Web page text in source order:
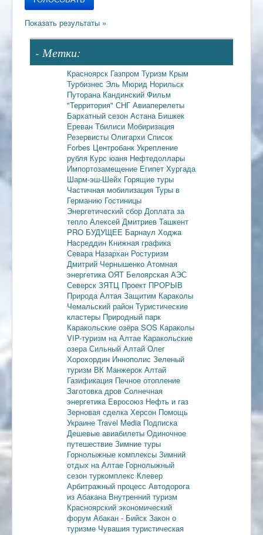
- Метки:
Красноярск Газпром Туризм Крым
Турбизнес Эль Мюрид Норильск
Путорана Кандинский Фильм
"Территория" СНГ Авиаперелеты
Бархатный сезон Астана Бишкек
Ереван Тбилиси Мобиризация
Резервисты Олигархи Список
Forbes Центробанк Укрепление
рубля Курс юаня Нефтедоллары
Импортозамещение Египет Хургада
Шарм-эш-Шейх Горящие туры
Частичная мобилизация Туры в
Германию Гостиницы
Энергетический сбор Доплата за
тепло Алексей Дмитриев Ташкент
PRO БУДУЩЕЕ Барнаул Ходжа
Насреддин Книжная графика
Севара Назархан Ростуризм
Дмитрий Чернышенко Атомная
энергетика ОЯТ Белоярская АЭС
Северск ЗЯТЦ Проект ПРОРЫВ
Природа Алтая Защитим Караколы
Чемальский район Туристические
кластеры Природный парк
Каракольские озёра SOS Караколы
VIP-туризм на Алтае Каракольские
озера Сильный Алтай Олег
Хорохордин Иннополис Зеленый
туризм ВК Манжерок Алтай
Газификация Печное отопление
Заготовка дров Солнечная
энергетика Евросоюз Нефть и газ
Зерновая сделка Херсон Помощь
Украине Travel Media Подписка
Дешевые авиабилеты Одиночное
путешествие Зимние туры
Горнолыжные комплексы Зимний
отдых на Алтае Горнолыжный
сезон туркомплекс Клевер
Арбитражный процесс Автодорога
из Абакана Внутренний туризм
Красноярский экономический
форум Абакан - Бийск Закон о
туризме Чувашия туристическая